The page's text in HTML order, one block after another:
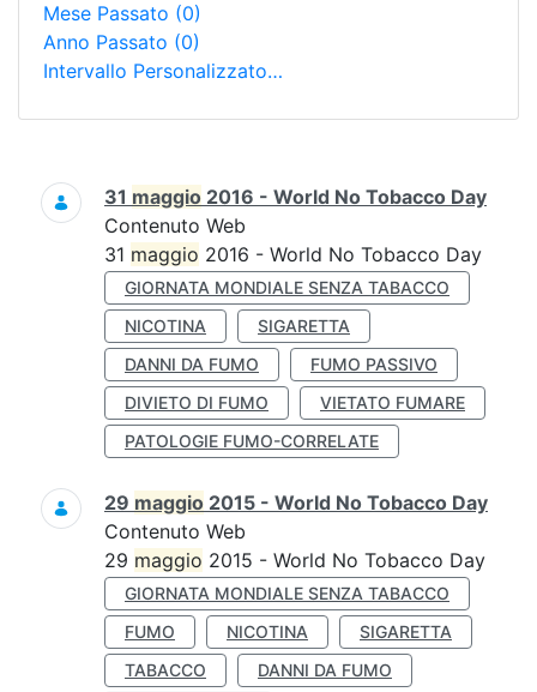
Mese Passato (0)
Anno Passato (0)
Intervallo Personalizzato…
Ricerca
31 maggio 2016 - World No Tobacco Day
Contenuto Web
31 maggio 2016 - World No Tobacco Day
GIORNATA MONDIALE SENZA TABACCO
NICOTINA
SIGARETTA
DANNI DA FUMO
FUMO PASSIVO
DIVIETO DI FUMO
VIETATO FUMARE
PATOLOGIE FUMO-CORRELATE
29 maggio 2015 - World No Tobacco Day
Contenuto Web
29 maggio 2015 - World No Tobacco Day
GIORNATA MONDIALE SENZA TABACCO
FUMO
NICOTINA
SIGARETTA
TABACCO
DANNI DA FUMO